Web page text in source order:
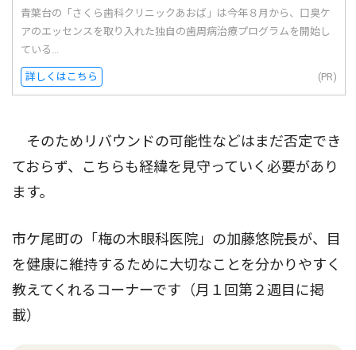
青葉台の「さくら歯科クリニックあおば」は今年８月から、口臭ケ
アのエッセンスを取り入れた独自の歯周病治療プログラムを開始し
ている...
詳しくはこちら (PR)
そのためリバウンドの可能性などはまだ否定でき
ておらず、こちらも経緯を見守っていく必要があり
ます。
市ケ尾町の「梅の木眼科医院」の加藤悠院長が、目
を健康に維持するために大切なことを分かりやすく
教えてくれるコーナーです（月１回第２週目に掲
載）